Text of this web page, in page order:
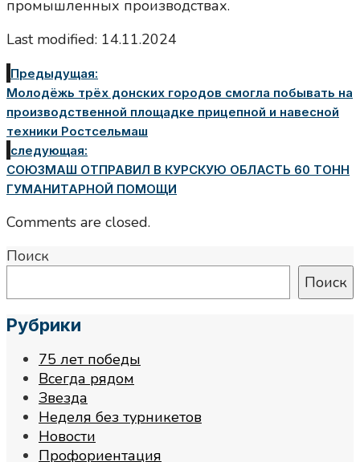
промышленных производствах.
Last modified: 14.11.2024
Предыдущая:
Молодёжь трёх донских городов смогла побывать на
производственной площадке прицепной и навесной
техники Ростсельмаш
следующая:
СОЮЗМАШ ОТПРАВИЛ В КУРСКУЮ ОБЛАСТЬ 60 ТОНН
ГУМАНИТАРНОЙ ПОМОЩИ
Comments are closed.
Поиск
Поиск
Рубрики
75 лет победы
Всегда рядом
Звезда
Неделя без турникетов
Новости
Профориентация